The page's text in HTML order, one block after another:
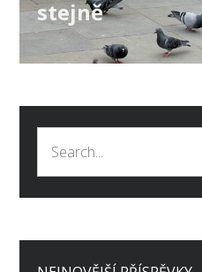
stejně
Search
for: